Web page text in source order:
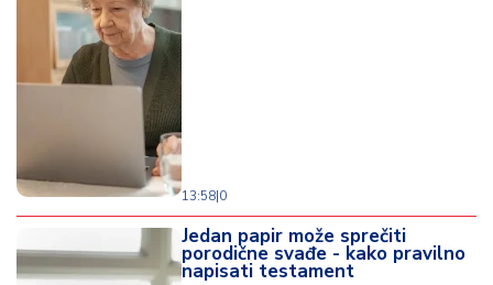
13:58|0
Jedan papir može sprečiti
porodične svađe - kako pravilno
napisati testament